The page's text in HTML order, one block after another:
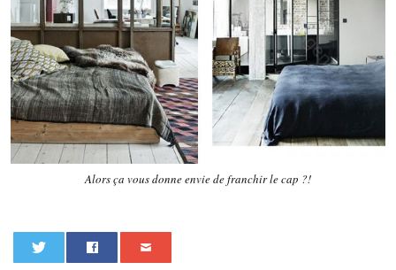
Alors ça vous donne envie de franchir le cap ?!